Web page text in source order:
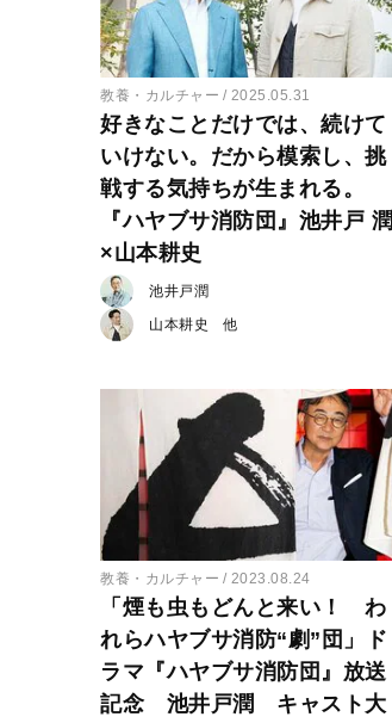
教養・カルチャー 2025.05.31
好きなことだけでは、続けて
いけない。だから模索し、挑
戦する気持ちが生まれる。
『ハヤブサ消防団』池井戸 潤
×山本耕史
池井戸潤
山本耕史
教養・カルチャー 2023.08.24
「煙も虫もどんと来い！ わ
れらハヤブサ消防“劇”団」ド
ラマ『ハヤブサ消防団』放送
記念 池井戸潤 キャスト大